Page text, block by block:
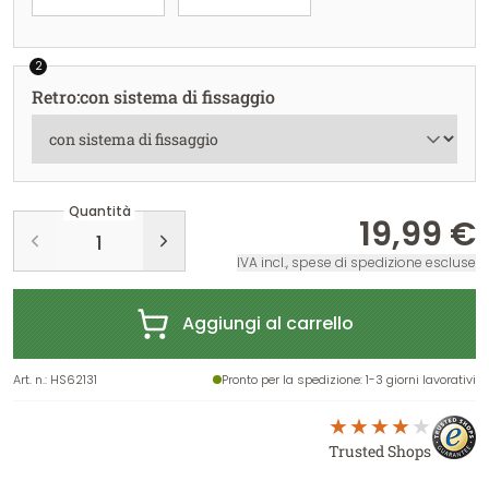
2
Retro:con sistema di fissaggio
Quantità
19,99 €
IVA incl., spese di spedizione escluse
Aggiungi al carrello
Art. n.: HS62131 Pronto per la spedizione: 1-3 giorni lavorativi
Trusted Shops